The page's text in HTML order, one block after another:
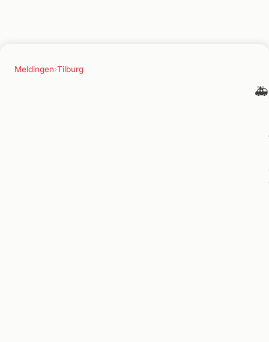
Meldingen›Tilburg
🚑